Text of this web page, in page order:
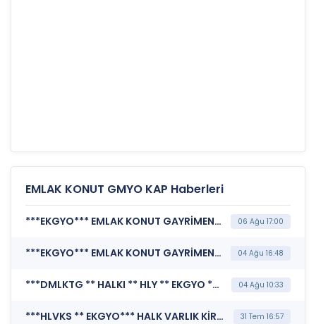
EMLAK KONUT GMYO KAP Haberleri
***EKGYO*** EMLAK KONUT GAYRİMENKUL YATIRIM ORTAKLIĞI A.Ş. (Özel Durum Açıklaması (Genel)) 06 Ağu 17:00
***EKGYO*** EMLAK KONUT GAYRİMENKUL YATIRIM ORTAKLIĞI A.Ş. (Özel Durum Açıklaması (Genel)) 04 Ağu 16:48
***DMLKTG ** HALKI ** HLY ** EKGYO ** DMLKT*** HALK YATIRIM MENKUL DEĞERLER A.Ş. (Likidite Sağlayıcılık Kapsamındaki İşlemler) 04 Ağu 10:33
***HLVKS ** EKGYO*** HALK VARLIK KİRALAMA A.Ş. (Tertip İhraç Belgesi) 31 Tem 16:57